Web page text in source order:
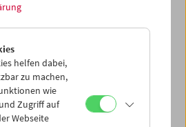
Institute for Digital History
Partnerinstitutionen mit
des Holocaust. Im Zentrum steht
die Singularität des Völkermords
und Juden in filmische
fassen lässt.
Tag des Gedenkens an die
helfen dabei,
zu machen,
wie
Zugriff auf
Webseite